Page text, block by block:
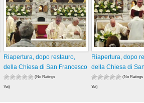
Riapertura, dopo restauro,
della Chiesa di San Francesco
(No Ratings
Yet)
Riapertura, dopo
della Chiesa di
(No Ratings
Yet)